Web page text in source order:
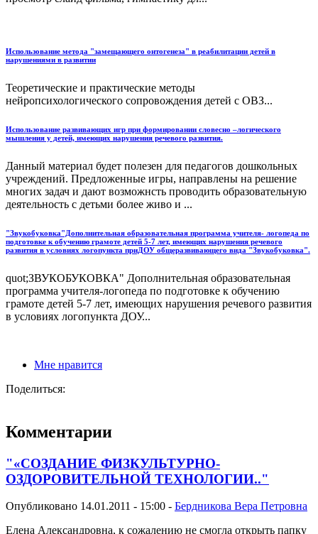
Использование метода "замещающего онтогенеза" в реабилитации детей в
нарушениями в развитии
Теоретические и практические методы
нейропсихологического сопровождения детей с ОВЗ...
Использование развивающих игр при формировании словесно –логического
мышления у детей, имеющих нарушения речевого развития.
Данный материал будет полезен для педагогов дошкольных
учреждений. Предложенные игры, направлены на решение
многих задач и дают возможнсть проводить образовательную
деятельность с детьми более живо и ...
"Звукобуковка"Дополнительная образовательная программа учителя- логопеда по
подготовке к обучению грамоте детей 5-7 лет, имеющих нарушения речевого
развития в условиях логопункта приДОУ общеразвивающего вида "Звукобуковка".
quot;ЗВУКОБУКОВКА" Дополнительная образовательная
программа учителя-логопеда по подготовке к обучению
грамоте детей 5-7 лет, имеющих нарушения речевого развития
в условиях логопункта ДОУ...
Мне нравится
Поделиться:
Комментарии
"«СОЗДАНИЕ ФИЗКУЛЬТУРНО-
ОЗДОРОВИТЕЛЬНОЙ ТЕХНОЛОГИИ.."
Опубликовано 14.01.2011 - 15:00 - Бердникова Вера Петровна
Елена Александровна, к сожалению не смогла открыть папку